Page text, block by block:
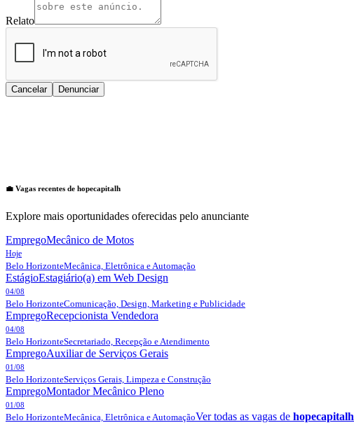
Relato
Cancelar Denunciar
💼 Vagas recentes de hopecapitalh
Explore mais oportunidades oferecidas pelo anunciante
EmpregoMecânico de Motos
Hoje
Belo HorizonteMecânica, Eletrônica e Automação
EstágioEstagiário(a) em Web Design
04/08
Belo HorizonteComunicação, Design, Marketing e Publicidade
EmpregoRecepcionista Vendedora
04/08
Belo HorizonteSecretariado, Recepção e Atendimento
EmpregoAuxiliar de Serviços Gerais
01/08
Belo HorizonteServiços Gerais, Limpeza e Construção
EmpregoMontador Mecânico Pleno
01/08
Belo HorizonteMecânica, Eletrônica e AutomaçãoVer todas as vagas de hopecapitalh